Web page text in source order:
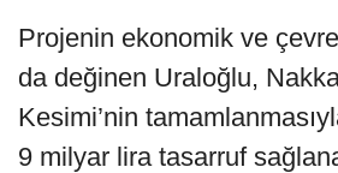
Projenin ekonomik ve
da değinen Uraloğlu,
Kesimi’nin
9 milyar lira tasarruf